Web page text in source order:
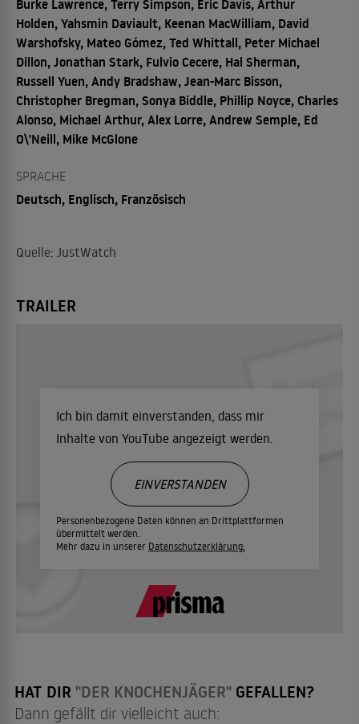
Burke Lawrence, Terry Simpson, Eric Davis, Arthur
Holden, Yahsmin Daviault, Keenan MacWilliam, David
Warshofsky, Mateo Gómez, Ted Whittall, Peter Michael
Dillon, Jonathan Stark, Fulvio Cecere, Hal Sherman,
Russell Yuen, Andy Bradshaw, Jean-Marc Bisson,
Christopher Bregman, Sonya Biddle, Phillip Noyce, Charles
Alonso, Michael Arthur, Alex Lorre, Andrew Semple, Ed
O\'Neill, Mike McGlone
SPRACHE
Deutsch, Englisch, Französisch
Quelle: JustWatch
TRAILER
Ich bin damit einverstanden, dass mir
Inhalte von YouTube angezeigt werden.
Personenbezogene Daten können an Drittplattformen
übermittelt werden.
Mehr dazu in unserer Datenschutzerklärung.
EINVERSTANDEN
HAT DIR "DER KNOCHENJÄGER" GEFALLEN?
Dann gefällt dir vielleicht auch: